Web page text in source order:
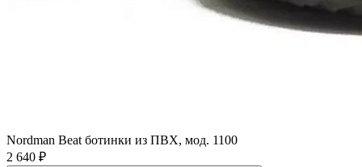
Nordman Beat ботинки из ПВХ, мод. 1100
2 640 ₽